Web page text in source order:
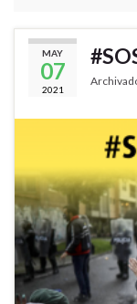
MAY
07
2021